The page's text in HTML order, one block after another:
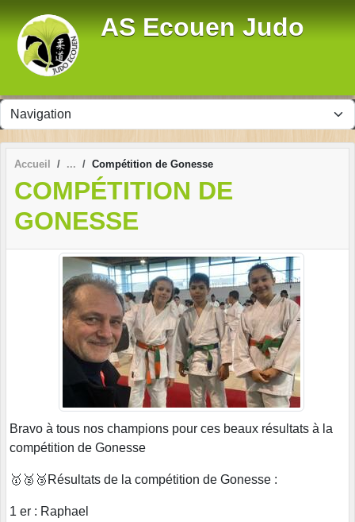
AS Ecouen Judo
Accueil Compétition de Gonesse
COMPÉTITION DE
GONESSE
Bravo à tous nos champions pour ces beaux résultats à la
compétition de Gonesse
🥇🥈🥉Résultats de la compétition de Gonesse :
1 er : Raphael